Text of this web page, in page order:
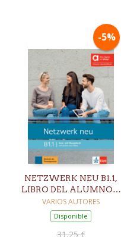
-5%
NETZWERK NEU B1.1,
LIBRO DEL ALUMNO Y
DE EJERCICIOS
EDICION HIBRIDA
ALLANGO
VARIOS AUTORES
Disponible
31,25 €